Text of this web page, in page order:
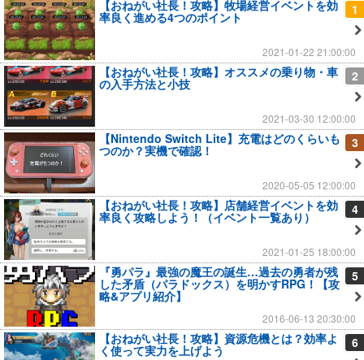
1
【おねがい社長！攻略】牧場経営イベントを効
率良く進める4つのポイント
2021-01-22 21:00:00
2
【おねがい社長！攻略】オススメの乗り物・車
の入手方法と小技
2021-03-30 12:00:00
3
【Nintendo Switch Lite】充電はどのくらいも
つのか？実機で確認！
2020-05-05 12:00:00
4
【おねがい社長！攻略】店舗経営イベントを効
率良く攻略しよう！（イベント一覧あり）
2021-01-25 18:00:00
5
『勇パラ』最強の魔王の誕生…過去の勇者が残
した矛盾（パラドックス）を明かすRPG！【攻
略&アプリ紹介】
2016-06-13 20:30:00
6
【おねがい社長！攻略】資源危機とは？効率よ
く使って実力を上げよう